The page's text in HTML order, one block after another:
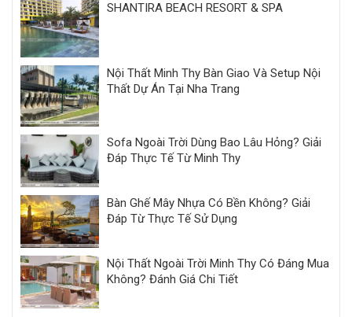
SHANTIRA BEACH RESORT & SPA
Nội Thất Minh Thy Bàn Giao Và Setup Nội
Thất Dự Án Tại Nha Trang
Sofa Ngoài Trời Dùng Bao Lâu Hỏng? Giải
Đáp Thực Tế Từ Minh Thy
Bàn Ghế Mây Nhựa Có Bền Không? Giải
Đáp Từ Thực Tế Sử Dụng
Nội Thất Ngoài Trời Minh Thy Có Đáng Mua
Không? Đánh Giá Chi Tiết